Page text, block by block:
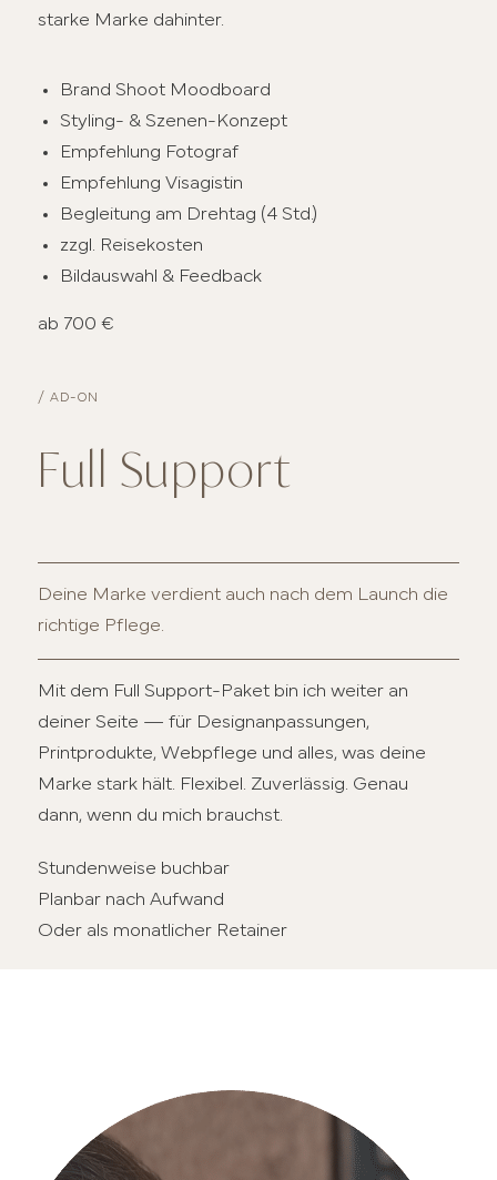
starke Marke dahinter.
Brand Shoot Moodboard
Styling- & Szenen-Konzept
Empfehlung Fotograf
Empfehlung Visagistin
Begleitung am Drehtag (4 Std.)
zzgl. Reisekosten
Bildauswahl & Feedback
ab 700 €
/ AD-ON
Full Support
Deine Marke verdient auch nach dem Launch die
richtige Pflege.
Mit dem Full Support-Paket bin ich weiter an
deiner Seite — für Designanpassungen,
Printprodukte, Webpflege und alles, was deine
Marke stark hält. Flexibel. Zuverlässig. Genau
dann, wenn du mich brauchst.
Stundenweise buchbar
Planbar nach Aufwand
Oder als monatlicher Retainer